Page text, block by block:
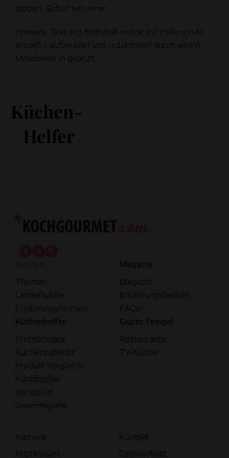
toppen. Sofort servieren.
Hinweis: Text und Bildinhalt wurde mit Hilfe von KI
erstellt / aufbereitet und redaktionell durch eine:n
Mitarbeiter:in geprüft.
Küchen-
Helfer
Themen
Länderküche
Ernährungsformen
Magazin
Magazin
Ernährungslexikon
FAQs
Küchenhelfer
Promocodes
Küchenzubehör
Produkt-Vergleich
Kochbücher
Hersteller
Gewinnspiele
Gusto Tempel
Restaurants
TV-Köche
Karriere
Kontakt
Impressum
Datenschutz